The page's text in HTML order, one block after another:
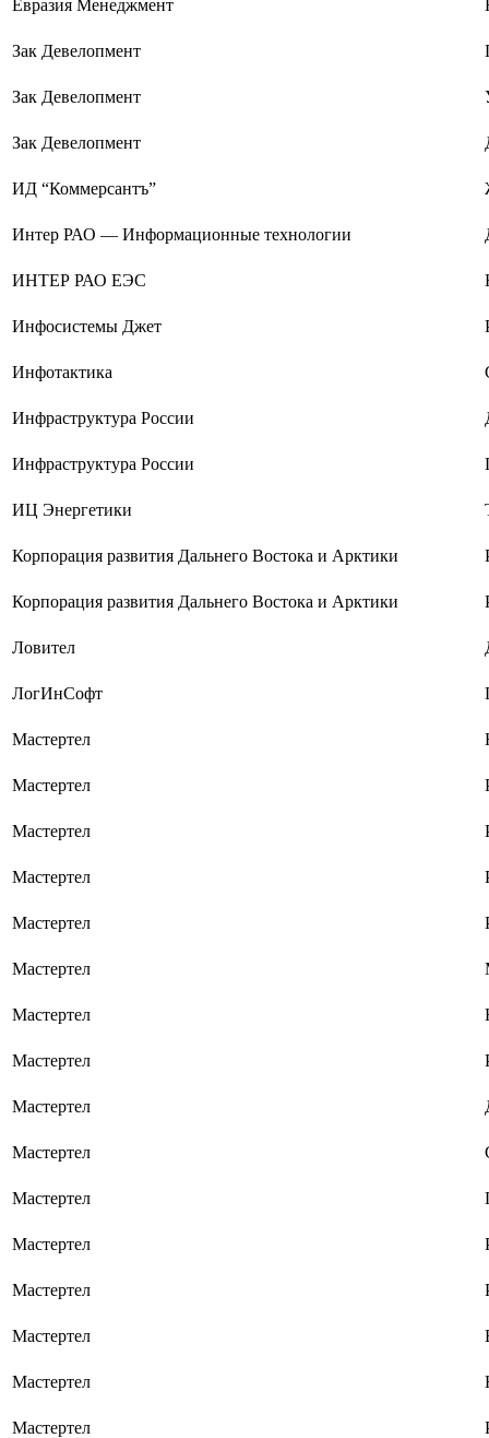
Евразия Менеджмент
Зак Девелопмент
Зак Девелопмент
Зак Девелопмент
ИД “Коммерсантъ”
Интер РАО — Информационные технологии
ИНТЕР РАО ЕЭС
Инфосистемы Джет
Инфотактика
Инфраструктура России
Инфраструктура России
ИЦ Энергетики
Корпорация развития Дальнего Востока и Арктики
Корпорация развития Дальнего Востока и Арктики
Ловител
ЛогИнСофт
Мастертел
Мастертел
Мастертел
Мастертел
Мастертел
Мастертел
Мастертел
Мастертел
Мастертел
Мастертел
Мастертел
Мастертел
Мастертел
Мастертел
Мастертел
Мастертел